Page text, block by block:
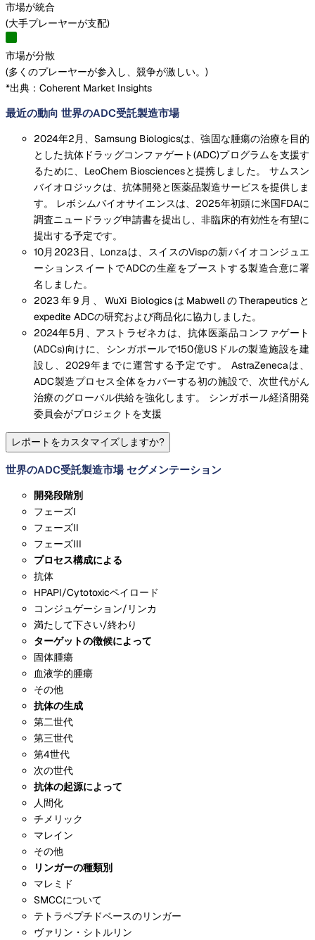
市場が統合
(大手プレーヤーが支配)
市場が分散
(多くのプレーヤーが参入し、競争が激しい。 )
*出典：Coherent Market Insights
最近の動向 世界のADC受託製造市場
2024年2月、Samsung Biologicsは、強固な腫瘍の治療を目的
とした抗体ドラッグコンファゲート(ADC)プログラムを支援す
るために、LeoChem Biosciencesと提携しました。 サムスン
バイオロジックは、抗体開発と医薬品製造サービスを提供しま
す。 レボシムバイオサイエンスは、2025年初頭に米国FDAに
調査ニュードラッグ申請書を提出し、非臨床的有効性を有望に
提出する予定です。
10月2023日、Lonzaは、スイスのVispの新バイオコンジュエ
ーションスイートでADCの生産をブーストする製造合意に署
名しました。
2023年9月、WuXi BiologicsはMabwellのTherapeuticsと
expedite ADCの研究および商品化に協力しました。
2024年5月、アストラゼネカは、抗体医薬品コンファゲート
(ADCs)向けに、シンガポールで150億USドルの製造施設を建
設し、2029年までに運営する予定です。 AstraZenecaは、
ADC製造プロセス全体をカバーする初の施設で、次世代がん
治療のグローバル供給を強化します。 シンガポール経済開発
委員会がプロジェクトを支援
レポートをカスタマイズしますか?
世界のADC受託製造市場 セグメンテーション
開発段階別
フェーズI
フェーズII
フェーズIII
プロセス構成による
抗体
HPAPI/Cytotoxicペイロード
コンジュゲーション/リンカ
満たして下さい/終わり
ターゲットの徴候によって
固体腫瘍
血液学的腫瘍
その他
抗体の生成
第二世代
第三世代
第4世代
次の世代
抗体の起源によって
人間化
チメリック
マレイン
その他
リンガーの種類別
マレミド
SMCCについて
テトラペプチドベースのリンガー
ヴァリン・シトルリン